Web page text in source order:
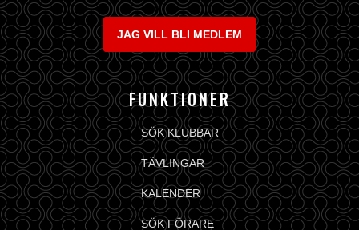
JAG VILL BLI MEDLEM
FUNKTIONER
SÖK KLUBBAR
TÄVLINGAR
KALENDER
SÖK FÖRARE